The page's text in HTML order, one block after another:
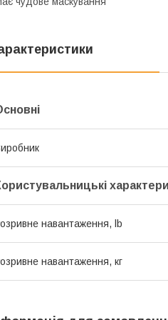
навантаження, lb
навантаження, кг